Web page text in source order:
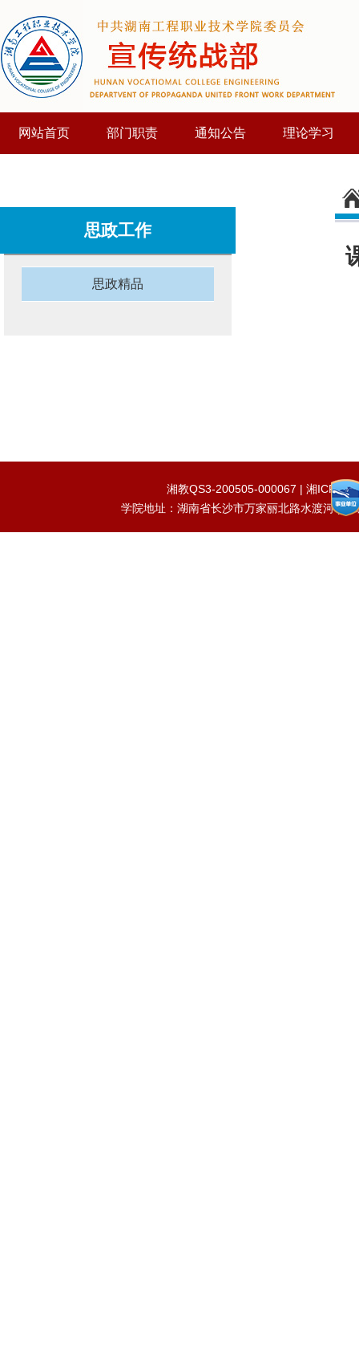
网站首页 部门职责 通知公告 理论学习
思政工作
思政精品
湘教QS3-200505-000067 | 湘ICP备
学院地址：湖南省长沙市万家丽北路水渡河 |